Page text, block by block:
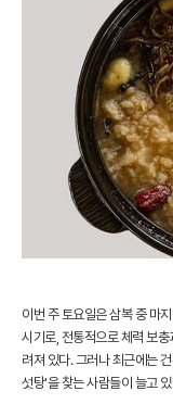
이번 주 토요일은 삼복 중 마
시기로, 전통적으로 체력 보
려져 있다. 그러나 최근에는
섯탕'을 찾는 사람들이 늘고